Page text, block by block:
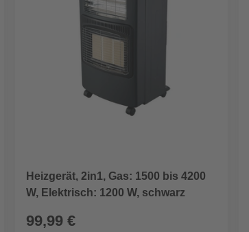
Heizgerät, 2in1, Gas: 1500 bis 4200
W, Elektrisch: 1200 W, schwarz
99,99 €